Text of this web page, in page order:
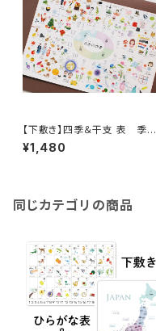
【下敷き】四季＆干支 表 季節
十二支 歳時記 A4サイズ
¥1,480
同じカテゴリの商品